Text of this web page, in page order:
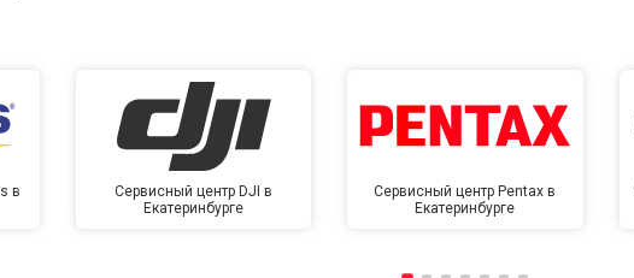
в
Сервисный центр DJI в
Екатеринбурге
Сервисный центр Pentax в
Екатеринбурге